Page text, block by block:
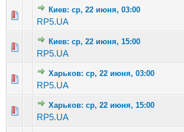
Киев: ср, 22 июня, 03:00
RP5.UA
Голосов: 2 - Средняя оценка: 2 из 5
1 2345
Киев: ср, 22 июня, 15:00
RP5.UA
Голосов: 2 - Средняя оценка: 3 из 5
1 2345
Харьков: ср, 22 июня, 03:00
RP5.UA
Голосов: 2 - Средняя оценка: 3 из 5
1234 5
Харьков: ср, 22 июня, 15:00
RP5.UA
Голосов: 9 - Средняя оценка: 3.11 из 5
1234 5